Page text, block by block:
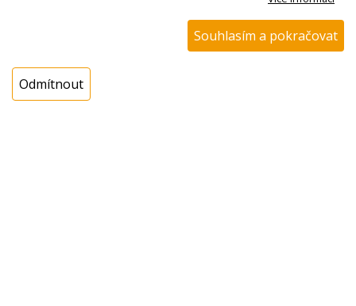
Souhlasím a pokračovat
Odmítnout
ks
Koupit